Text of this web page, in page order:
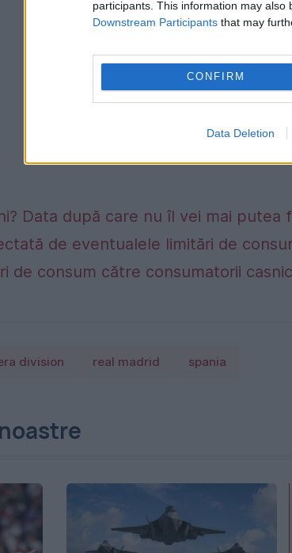
participants. This information may
Downstream Participants that may
CONFIRM
Data Deletion
Data după care nu îl vei mai putea
de eventualele limitări de
de consum către consumatorii
division real madrid spania